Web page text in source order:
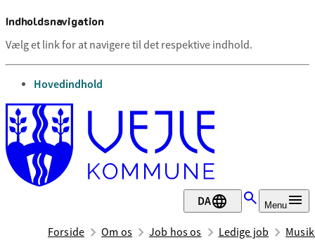
Indholdsnavigation
Vælg et link for at navigere til det respektive indhold.
gå til
Hovedindhold
DA Menu
Forside Om os Job hos os Ledige job